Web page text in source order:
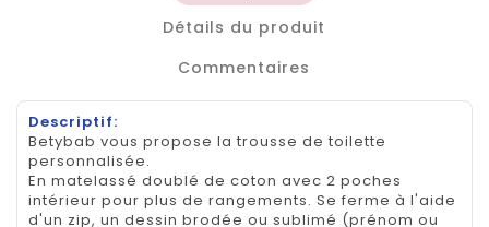
Détails du produit
Commentaires
Descriptif:
Betybab vous propose la trousse de toilette
personnalisée.
En matelassé doublé de coton avec 2 poches
intérieur pour plus de rangements. Se ferme à l'aide
d'un zip, un dessin brodée ou sublimé (prénom ou